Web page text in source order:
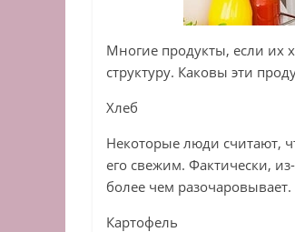
Многие продукты, если их
структуру. Каковы эти
Хлеб
Некоторые люди считают,
его свежим. Фактически,
более чем разочаровывает.
Картофель